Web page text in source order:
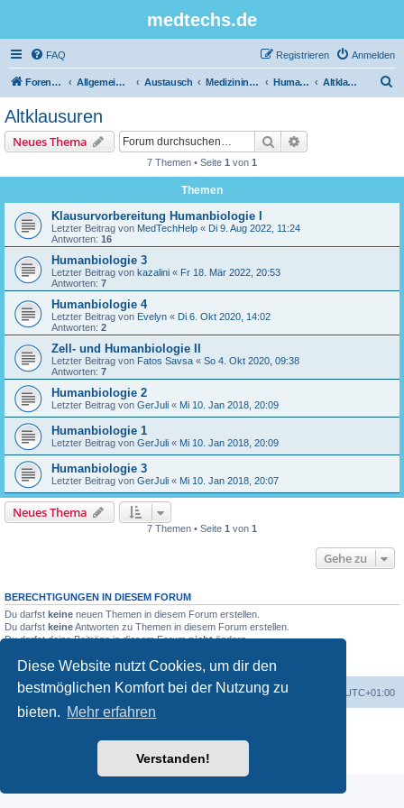
Diese Website nutzt Cookies, um dir den
bestmöglichen Komfort bei der Nutzung zu
bieten. Mehr erfahren
Verstanden!
medtechs.de
FAQ Anmelden
Registrieren
Foren-Übersicht Allgemeines Board Austausch Medizininformatik Humanbiologie Altklausuren
Altklausuren
Neues Thema Suche
7 Themen • Seite 1 von 1
Themen
Klausurvorbereitung Humanbiologie I
Letzter Beitrag von MedTechHelp « Di 9. Aug 2022, 11:24
Antworten: 16
Humanbiologie 3
Letzter Beitrag von kazalini « Fr 18. Mär 2022, 20:53
Antworten: 7
Humanbiologie 4
Letzter Beitrag von Evelyn « Di 6. Okt 2020, 14:02
Antworten: 2
Zell- und Humanbiologie II
Letzter Beitrag von Fatos Savsa « So 4. Okt 2020, 09:38
Antworten: 7
Humanbiologie 2
Letzter Beitrag von GerJuli « Mi 10. Jan 2018, 20:09
Humanbiologie 1
Letzter Beitrag von GerJuli « Mi 10. Jan 2018, 20:09
Humanbiologie 3
Letzter Beitrag von GerJuli « Mi 10. Jan 2018, 20:07
Neues Thema
7 Themen • Seite 1 von 1
Gehe zu
BERECHTIGUNGEN IN DIESEM FORUM
Du darfst keine neuen Themen in diesem Forum erstellen.
Du darfst keineAntworten zu Themen in diesem Forum erstellen.
Du darfst deine Beiträge in diesem Forumnichtändern.
Du darfstkeineDateianhänge in diesem Forum erstellen.
Foren-Übersicht Alle Zeiten sind UTC+01:00
Alle Cookies löschen
Deutsche Übersetzung durchphpBB.de
Datenschutz|Nutzungsbedingungen